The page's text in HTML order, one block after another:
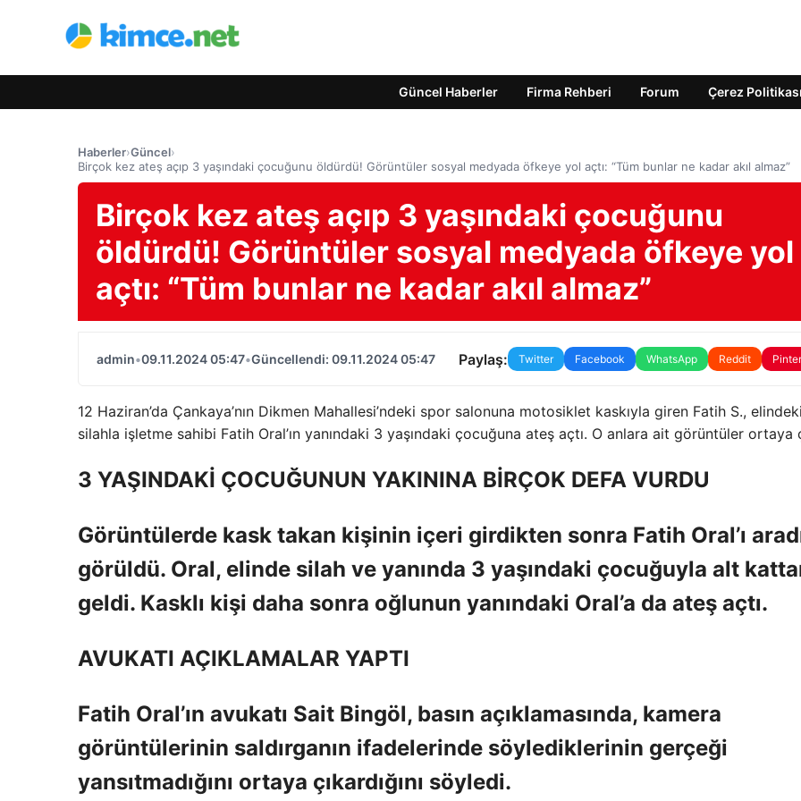
Güncel Haberler Firma Rehberi Forum Çerez Politikası
Haberler›Güncel›
Birçok kez ateş açıp 3 yaşındaki çocuğunu öldürdü! Görüntüler sosyal medyada öfkeye yol açtı: “Tüm bunlar ne kadar akıl almaz”
Birçok kez ateş açıp 3 yaşındaki çocuğunu
öldürdü! Görüntüler sosyal medyada öfkeye yol
açtı: “Tüm bunlar ne kadar akıl almaz”
admin•09.11.2024 05:47•Güncellendi: 09.11.2024 05:47 Paylaş: Twitter Facebook WhatsApp Reddit
12 Haziran’da Çankaya’nın Dikmen Mahallesi’ndeki spor salonuna motosiklet kaskıyla giren Fatih S.,
silahla işletme sahibi Fatih Oral’ın yanındaki 3 yaşındaki çocuğuna ateş açtı. O anlara ait görüntüler ortaya
3 YAŞINDAKİ ÇOCUĞUNUN YAKININA BİRÇOK DEFA VURDU
Görüntülerde kask takan kişinin içeri girdikten sonra Fatih Oral’ı
görüldü. Oral, elinde silah ve yanında 3 yaşındaki çocuğuyla alt
geldi. Kasklı kişi daha sonra oğlunun yanındaki Oral’a da ateş açtı.
AVUKATI AÇIKLAMALAR YAPTI
Fatih Oral’ın avukatı Sait Bingöl, basın açıklamasında, kamera
görüntülerinin saldırganın ifadelerinde söylediklerinin gerçeği
yansıtmadığını ortaya çıkardığını söyledi.